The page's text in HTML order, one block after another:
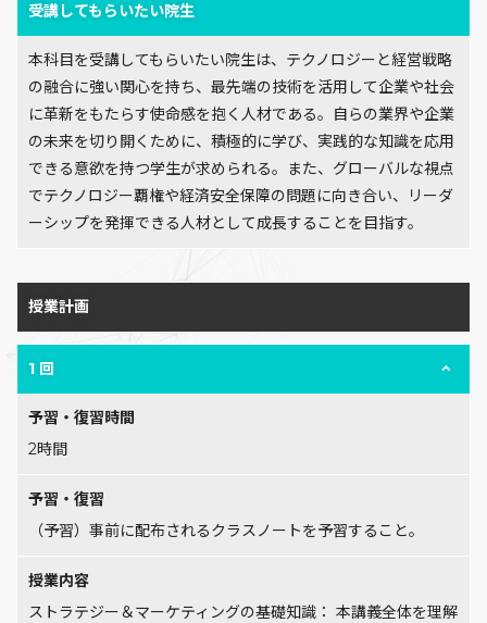
受講してもらいたい院生
本科目を受講してもらいたい院生は、テクノロジーと経営戦略
の融合に強い関心を持ち、最先端の技術を活用して企業や社会
に革新をもたらす使命感を抱く人材である。自らの業界や企業
の未来を切り開くために、積極的に学び、実践的な知識を応用
できる意欲を持つ学生が求められる。また、グローバルな視点
でテクノロジー覇権や経済安全保障の問題に向き合い、リーダ
ーシップを発揮できる人材として成長することを目指す。
授業計画
1 回
予習・復習時間
2時間
予習・復習
（予習）事前に配布されるクラスノートを予習すること。
授業内容
ストラテジー＆マーケティングの基礎知識： 本講義全体を理解